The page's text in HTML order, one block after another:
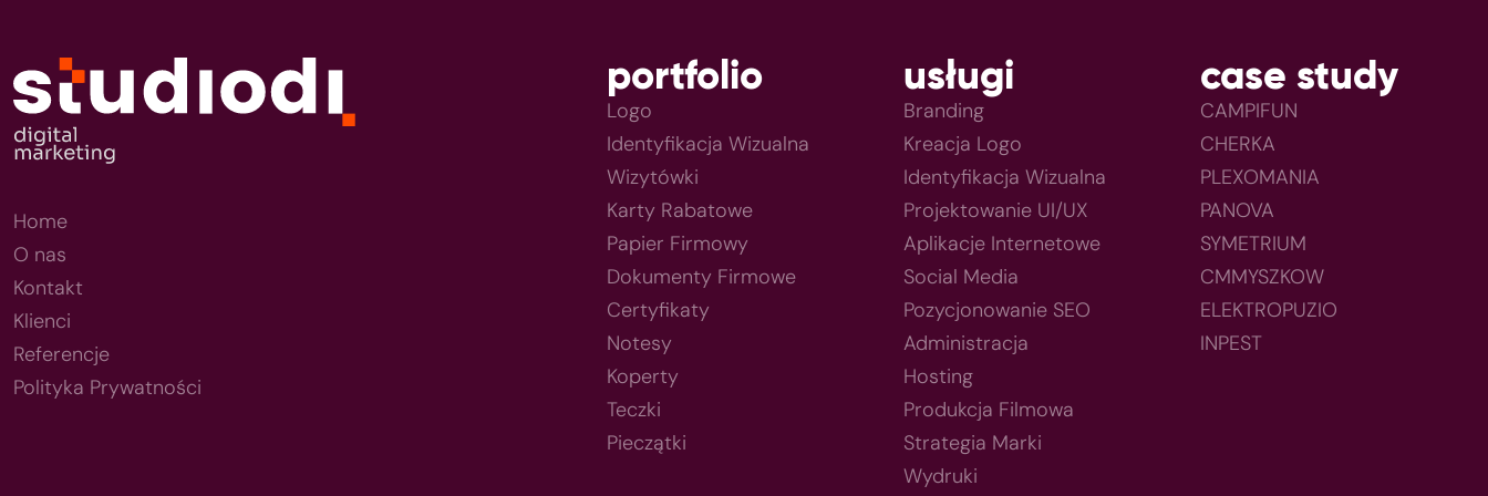
Home
O nas
Kontakt
Klienci
Referencje
Polityka Prywatności
portfolio
Logo
Identyfikacja Wizualna
Wizytówki
Karty Rabatowe
Papier Firmowy
Dokumenty Firmowe
Certyfikaty
Notesy
Koperty
Teczki
Pieczątki
usługi
Branding
Kreacja Logo
Identyfikacja Wizualna
Projektowanie UI/UX
Aplikacje Internetowe
Social Media
Pozycjonowanie SEO
Administracja
Hosting
Produkcja Filmowa
Strategia Marki
Wydruki
case study
CAMPIFUN
CHERKA
PLEXOMANIA
PANOVA
SYMETRIUM
CMMYSZKOW
ELEKTROPUZIO
INPEST